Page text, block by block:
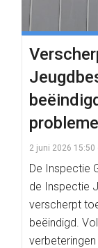
2 juni 2026 15:50
De Inspectie
de Inspectie
verscherpt
beëindigd.